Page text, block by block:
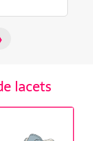
lacets